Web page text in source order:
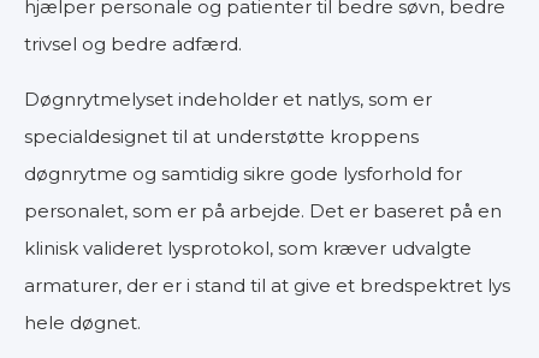
hjælper personale og patienter til bedre søvn, bedre
trivsel og bedre adfærd.
Døgnrytmelyset indeholder et natlys, som er
specialdesignet til at understøtte kroppens
døgnrytme og samtidig sikre gode lysforhold for
personalet, som er på arbejde. Det er baseret på en
klinisk valideret lysprotokol, som kræver udvalgte
armaturer, der er i stand til at give et bredspektret lys
hele døgnet.